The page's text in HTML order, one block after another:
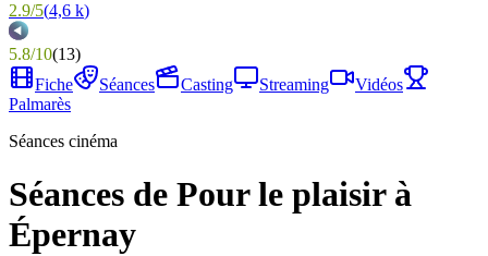
2.9/5(4,6 k)
5.8/10(13)
Fiche
Séances Casting Streaming
Vidéos
Palmarès
Séances cinéma
Séances de Pour le plaisir à
Épernay